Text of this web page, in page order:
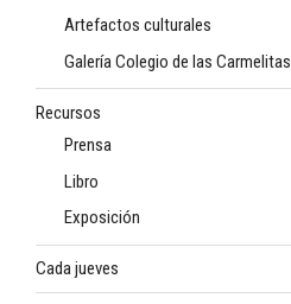
Artefactos culturales
Galería Colegio de las Carmelitas
Recursos
Prensa
Libro
Exposición
Cada jueves